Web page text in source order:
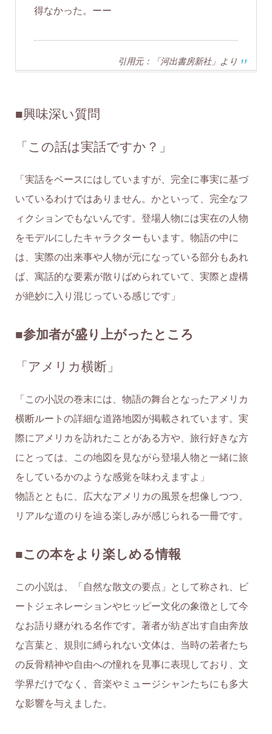
得なかった。ーー
引用元：「河出書房新社」より
■興味深い質問
「この話は実話ですか？」
「実話をベースにはしていますが、完全に事実に基づ
いているわけではありません。かといって、完全なフ
ィクションでもないんです。登場人物には実在の人物
をモデルにしたキャラクターもいます。物語の中に
は、実際の出来事や人物が元になっている部分もあれ
ば、寓話的な要素が散りばめられていて、実際と虚構
が絶妙に入り混じっている感じです」
■参加者が盛り上がったところ
「アメリカ横断」
「この小説の巻末には、物語の舞台となったアメリカ
横断ルートの詳細な道路地図が掲載されています。実
際にアメリカを訪れたことがある方や、旅行好きな方
にとっては、この地図を見ながら登場人物と一緒に旅
をしているかのような感覚を味わえますよ」
物語とともに、広大なアメリカの風景を想像しつつ、
リアルな道のりを辿る楽しみが感じられる一冊です。
■この本をより楽しめる情報
この小説は、「自然な散文の要点」として称され、ビ
ートジェネレーションやヒッピー文化の象徴として今
なお語り継がれる名作です。著者が紡ぎ出す自由奔放
な言葉と、規則に縛られない文体は、当時の若者たち
の反骨精神や自由への憧れを見事に表現しており、文
学界だけでなく、音楽やミュージシャンたちにも多大
な影響を与えました。